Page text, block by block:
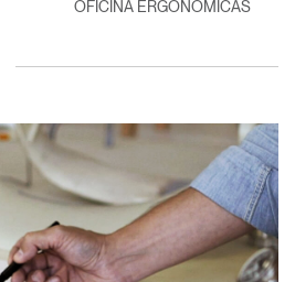
OFICINA ERGONÓMICAS